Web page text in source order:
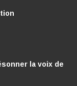
la voix de